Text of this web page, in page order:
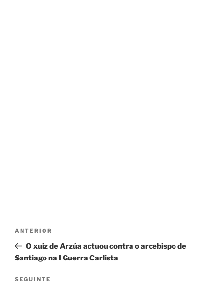
entradas
Entrada
anterior
ANTERIOR
O xuiz de Arzúa actuou contra o arcebispo de
Santiago na I Guerra Carlista
SEGUINTE